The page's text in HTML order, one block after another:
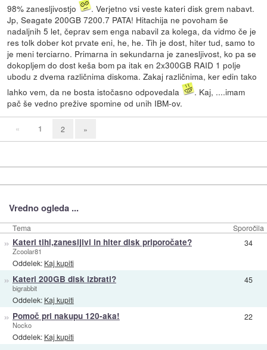
98% zanesljivostjo
. Verjetno vsi veste kateri disk grem nabavt.
Jp, Seagate 200GB 7200.7 PATA! Hitachija ne povoham še
nadaljnih 5 let, čeprav sem enga nabavil za kolega, da vidmo če je
res tolk dober kot prvate eni, he, he. Tih je dost, hiter tud, samo to
je meni terciarno. Primarna in sekundarna je zanesljivost, ko pa se
dokopljem do dost keša bom pa itak en 2x300GB RAID 1 polje
ubodu z dvema različnima diskoma. Zakaj različnima, ker edin tako
lahko vem, da ne bosta istočasno odpovedala
. Kaj, ....imam
pač še vedno prežive spomine od unih IBM-ov.
« 1 2 »
Vredno ogleda ...
Tema Sporočila
» Kateri tihi,zanesljivi in hiter disk priporočate?
Zcoolar81
Oddelek: Kaj kupiti
34
» Kateri 200GB disk izbrati?
bigrabbit
Oddelek: Kaj kupiti
45
» Pomoč pri nakupu 120-aka!
Nocko
Oddelek: Kaj kupiti
22